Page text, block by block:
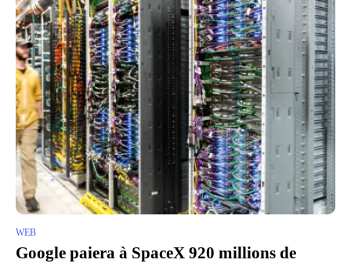
WEB
Google paiera à SpaceX 920 millions de